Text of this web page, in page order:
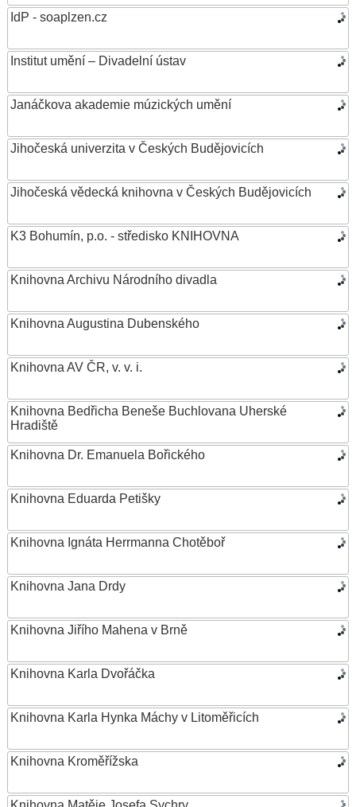
IdP - soaplzen.cz
Institut umění – Divadelní ústav
Janáčkova akademie múzických umění
Jihočeská univerzita v Českých Budějovicích
Jihočeská vědecká knihovna v Českých Budějovicích
K3 Bohumín, p.o. - středisko KNIHOVNA
Knihovna Archivu Národního divadla
Knihovna Augustina Dubenského
Knihovna AV ČR, v. v. i.
Knihovna Bedřicha Beneše Buchlovana Uherské
Hradiště
Knihovna Dr. Emanuela Bořického
Knihovna Eduarda Petišky
Knihovna Ignáta Herrmanna Chotěboř
Knihovna Jana Drdy
Knihovna Jiřího Mahena v Brně
Knihovna Karla Dvořáčka
Knihovna Karla Hynka Máchy v Litoměřicích
Knihovna Kroměřížska